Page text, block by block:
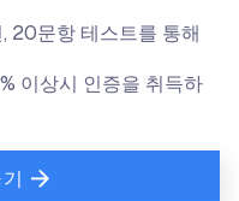
20문항 테스트를 통해
이상시 인증을 취득하